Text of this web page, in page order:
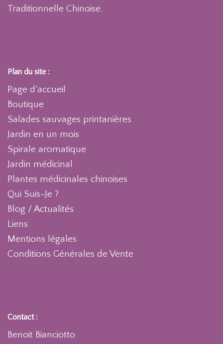
Traditionnelle Chinoise.
Plan du site :
Page d'accueil
Boutique
Salades sauvages printanières
Jardin en un mois
Spirale aromatique
Jardin médicinal
Plantes médicinales chinoises
Qui Suis-Je ?
Blog / Actualités
Liens
Mentions légales
Conditions Générales de Vente
Contact :
Benoit Bianciotto